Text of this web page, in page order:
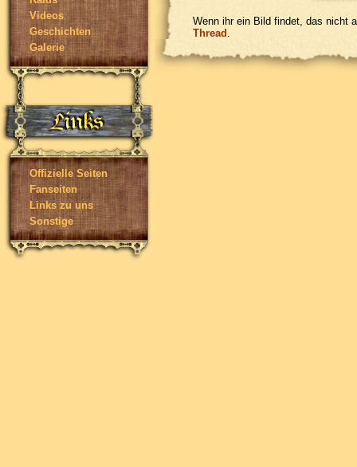
Videos
Geschichten
Galerie
Offizielle Seiten
Fanseiten
Links zu uns
Sonstige
Wenn ihr ein Bild findet, das nicht
Thread .